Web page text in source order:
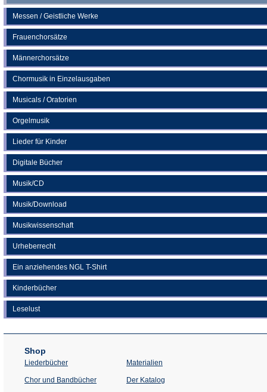
Messen / Geistliche Werke
Frauenchorsätze
Männerchorsätze
Chormusik in Einzelausgaben
Musicals / Oratorien
Orgelmusik
Lieder für Kinder
Digitale Bücher
Musik/CD
Musik/Download
Musikwissenschaft
Urheberrecht
Ein anziehendes NGL T-Shirt
Kinderbücher
Leselust
Shop
Liederbücher
Chor und Bandbücher
Materialien
Der Katalog